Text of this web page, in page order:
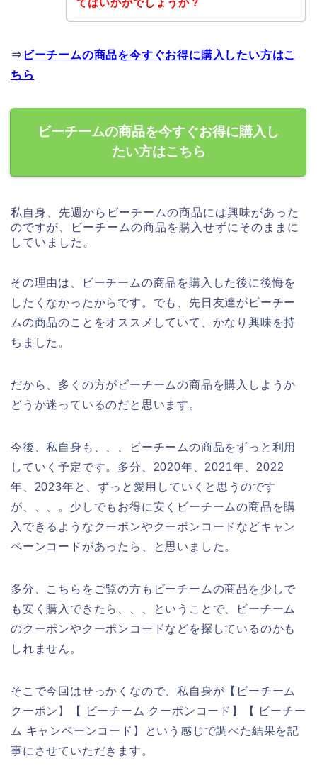
てはいかがでしょうか？
⇒ ビーチームの商品を今すぐお得に購入したい方はこ
ちら
ビーチームの商品を今すぐお得に購入し
たい方はこちら
私自身、先週からビーチームの商品には興味があった
のですが、ビーチームの商品を購入せずにそのままに
していました。
その理由は、ビーチームの商品を購入した後に後悔を
したくなかったからです。でも、先日友達がビーチー
ムの商品のことをオススメしていて、かなり興味を持
ちました。
だから、多くの方がビーチームの商品を購入しようか
どうか迷っているのだと思います。
今後、私自身も、、、ビーチームの商品をずっと利用
していく予定です。多分、2020年、2021年、2022
年、2023年と、ずっと愛用していくと思うのです
が、、、。少しでもお得に安くビーチームの商品を購
入できるようなクーポンやクーポンコードなどキャン
ペーンコードがあったら、と思いました。
多分、こちらをご覧の方もビーチームの商品を少しで
も安く購入できたら、、、ということで、ビーチーム
のクーポンやクーポンコードなどを探しているのかも
しれません。
そこで今回はせっかくなので、私自身が【ビーチーム
クーポン】【 ビーチーム クーポンコード】【 ビーチー
ム キャンペーンコード】という感じで調べた結果を記
事にさせていただきます。